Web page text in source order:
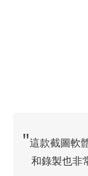
這款截圖軟
和錄製也非